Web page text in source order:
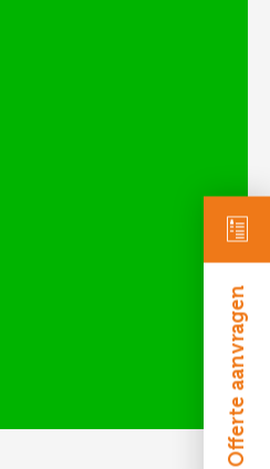
Offerte aanvragen